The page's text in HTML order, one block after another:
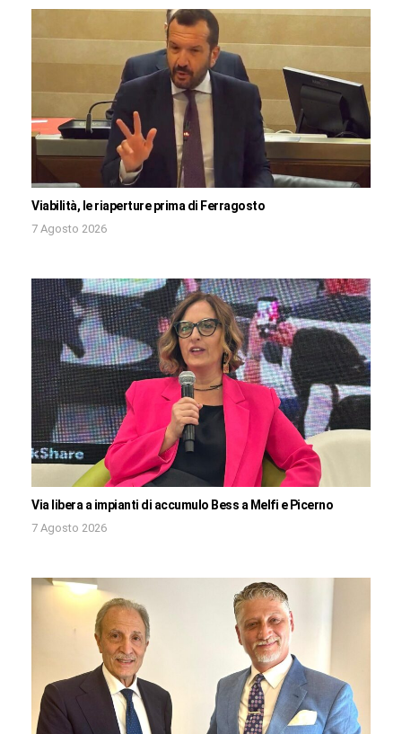
Viabilità, le riaperture prima di Ferragosto
7 Agosto 2026
Via libera a impianti di accumulo Bess a Melfi e Picerno
7 Agosto 2026